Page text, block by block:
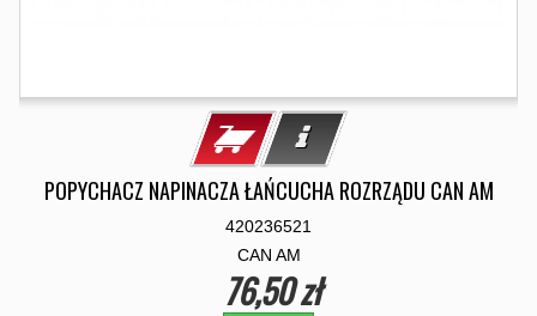
POPYCHACZ NAPINACZA ŁAŃCUCHA ROZRZĄDU CAN AM
420236521
CAN AM
76,50 zł